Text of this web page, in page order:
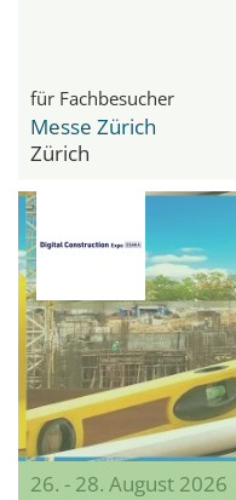
für Fachbesucher
Messe Zürich
Zürich
26. - 28. August 2026